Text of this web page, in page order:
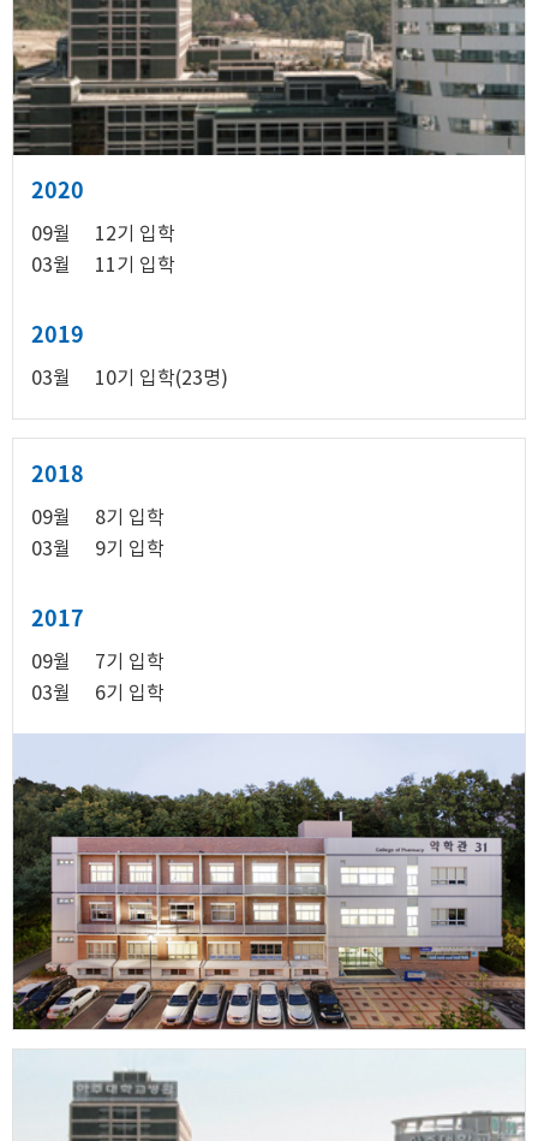
2020
09월
12기 입학
03월
11기 입학
2019
03월 10기 입학(23명)
2018
09월
8기 입학
03월
9기 입학
2017
09월
7기 입학
03월
6기 입학